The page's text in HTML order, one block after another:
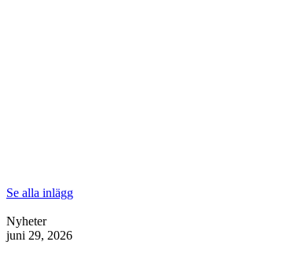
Se alla inlägg
Nyheter
juni 29, 2026